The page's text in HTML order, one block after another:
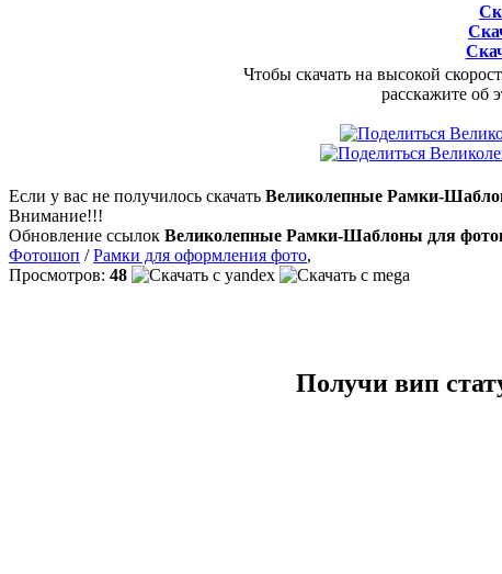
Чтобы скачать на высокой
расскажите об
Если у вас не получилось скачать Великолепные Рамки-
Внимание!!!
Обновление ссылок Великолепные Рамки-Шаблоны для
Фотошоп /Рамки для оформления фото,
Просмотров: 48
Получи вип